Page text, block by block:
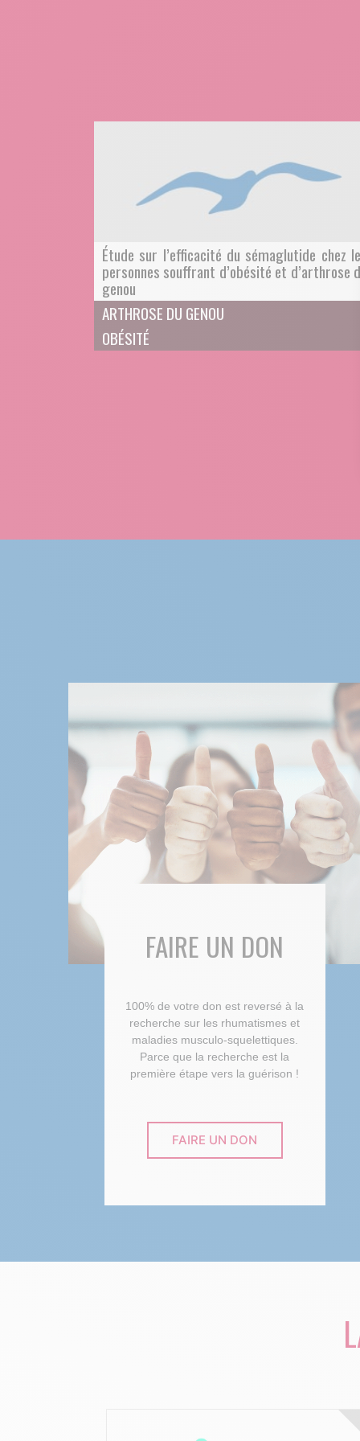
Étude sur l’efficacité du sémaglutide chez
personnes souffrant d’obésité et d’arthrose
genou
ARTHROSE DU GENOU
OBÉSITÉ
FAIRE UN DON
100% de votre don est reversé à la
recherche sur les rhumatismes et
maladies musculo-squelettiques.
Parce que la recherche est la
première étape vers la guérison !
FAIRE UN DON